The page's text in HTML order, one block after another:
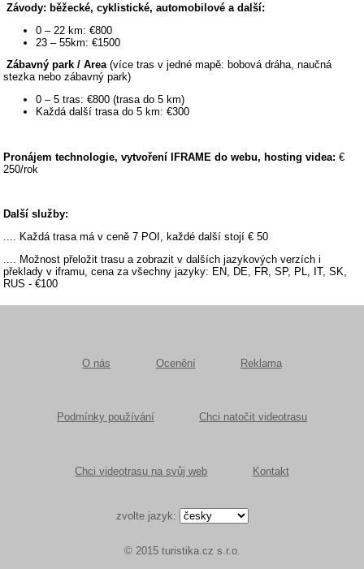
Závody: běžecké, cyklistické, automobilové a další:
0 – 22 km: €800
23 – 55km: €1500
Zábavný park / Area(více tras v jedné mapě: bobová dráha, naučná
stezka nebo zábavný park)
0 – 5 tras: €800 (trasa do 5 km)
Každá další trasa do 5 km: €300
Pronájem technologie, vytvoření IFRAME do webu, hosting videa: €
250/rok
Další služby:
.... Každá trasa má v ceně 7 POI, každé další stojí € 50
.... Možnost přeložit trasu a zobrazit v dalších jazykových verzích i
překlady v iframu, cena za všechny jazyky: EN, DE, FR, SP, PL, IT, SK,
RUS - €100
O nás Ocenění Reklama
Podmínky používání Chci natočit videotrasu
Chci videotrasu na svůj web Kontakt
zvolte jazyk:
© 2015 turistika.cz s.r.o.